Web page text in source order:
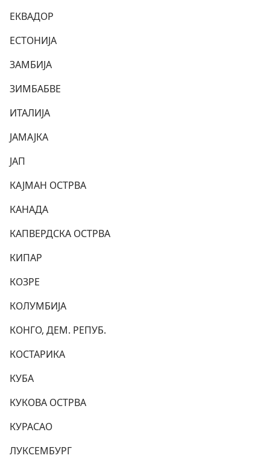
ЕКВАДОР
ЕСТОНИЈА
ЗАМБИЈА
ЗИМБАБВЕ
ИТАЛИЈА
ЈАМАЈКА
ЈАП
КАЈМАН ОСТРВА
КАНАДА
КАПВЕРДСКА ОСТРВА
КИПАР
КОЗРЕ
КОЛУМБИЈА
КОНГО, ДЕМ. РЕПУБ.
КОСТАРИКА
КУБА
КУКОВА ОСТРВА
КУРАСАО
ЛУКСЕМБУРГ